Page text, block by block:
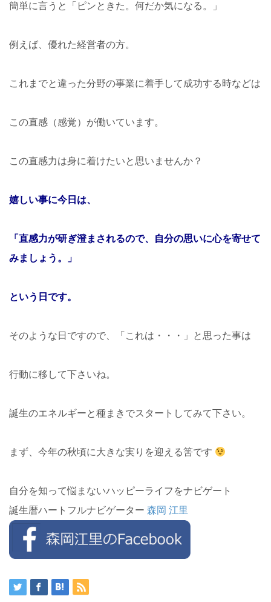
簡単に言うと「ピンときた。何だか気になる。」
例えば、優れた経営者の方。
これまでと違った分野の事業に着手して成功する時などは
この直感（感覚）が働いています。
この直感力は身に着けたいと思いませんか？
嬉しい事に今日は、
「直感力が研ぎ澄まされるので、自分の思いに心を寄せて
みましょう。」
という日です。
そのような日ですので、「これは・・・」と思った事は
行動に移して下さいね。
誕生のエネルギーと種まきでスタートしてみて下さい。
まず、今年の秋頃に大きな実りを迎える筈です
自分を知って悩まないハッピーライフをナビゲート
誕生暦ハートフルナビゲーター 森岡 江里